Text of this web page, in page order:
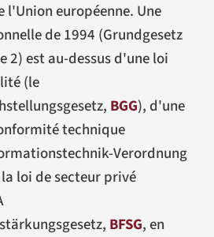
européenne. Une
de 1994 (Grundgesetz
2) est au-dessus d'une loi
(le
, BGG), d'une
technique
Verordnung
loi de secteur privé
, BFSG, en